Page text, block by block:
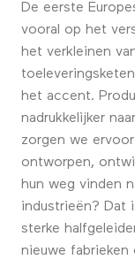
De eerste
vooral op het
het verkleinen
het accent.
nadrukkelijker
zorgen we
ontworpen,
hun weg vinden
industrieën? Dat
sterke
nieuwe fabrieken